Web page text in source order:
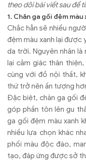
theo dõi bài viết sau để
1. Chăn ga gối đệm
Chắc hẳn sẽ nhiều
đệm màu xanh lại được
da trời. Nguyên nhân là
lại cảm giác thân
cùng với đồ nội thất,
thứ trở nên ấn tượng
Đặc biệt, chăn ga gối
góp phần tôn lên gu
ga gối đệm màu xanh
nhiều lựa chọn khác
phối màu độc đáo,
tạo, đáp ứng được sở